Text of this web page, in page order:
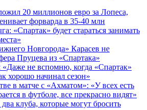
20 миллионов евро за Лопеса,
форварда в 35-40 млн
«Спартак» будет стараться занимать
Новгорода» Карасев не
Пруцева из «Спартака»
не вспомню, когда «Спартак»
хорошо начинал сезон»
в матче с «Ахматом»: «У всех есть
в футболе, все прекрасно видят»
клуба, которые могут бросить